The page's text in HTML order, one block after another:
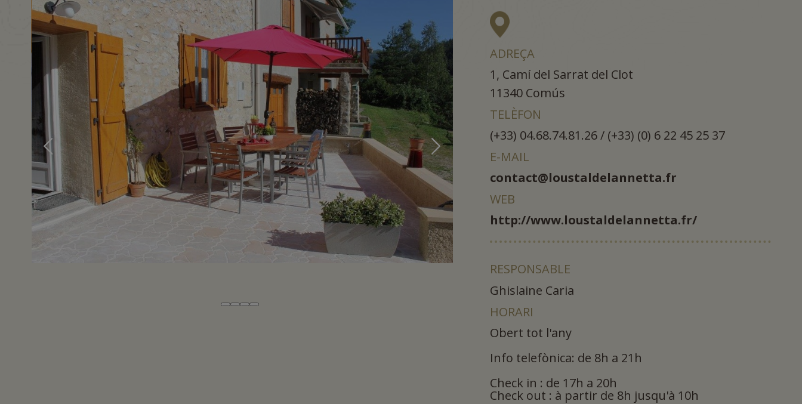
ADREÇA
1, Camí del Sarrat del Clot
11340 Comús
TELÈFON
(+33) 04.68.74.81.26 / (+33) (0) 6 22 45 25 37
E-MAIL
contact@loustaldelannetta.fr
WEB
http://www.loustaldelannetta.fr/
RESPONSABLE
Ghislaine Caria
HORARI
Obert tot l'any
Info telefònica: de 8h a 21h
Check in : de 17h a 20h
Check out : à partir de 8h jusqu'à 10h